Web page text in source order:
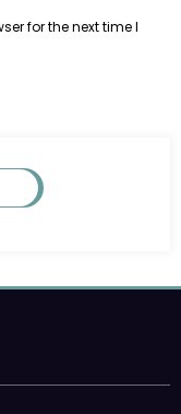
for the next time I